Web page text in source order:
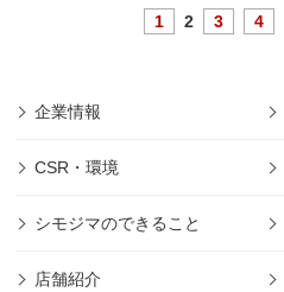
1 2 3 4
企業情報
CSR・環境
シモジマのできること
店舗紹介